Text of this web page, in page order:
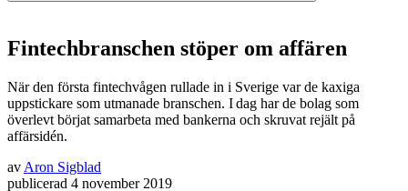
Fintechbranschen stöper om affären
När den första fintechvågen rullade in i Sverige var de kaxiga
uppstickare som utmanade branschen. I dag har de bolag som
överlevt börjat samarbeta med bankerna och skruvat rejält på
affärsidén.
av Aron Sigblad
publicerad 4 november 2019